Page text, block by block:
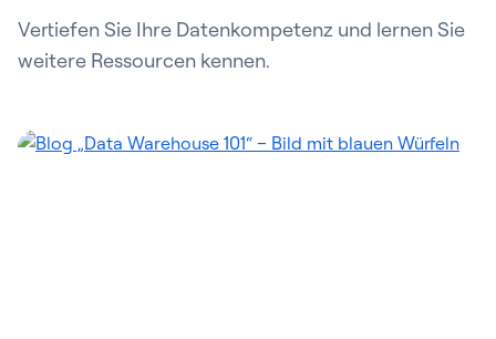
Vertiefen Sie Ihre Datenkompetenz und lernen Sie
weitere Ressourcen kennen.